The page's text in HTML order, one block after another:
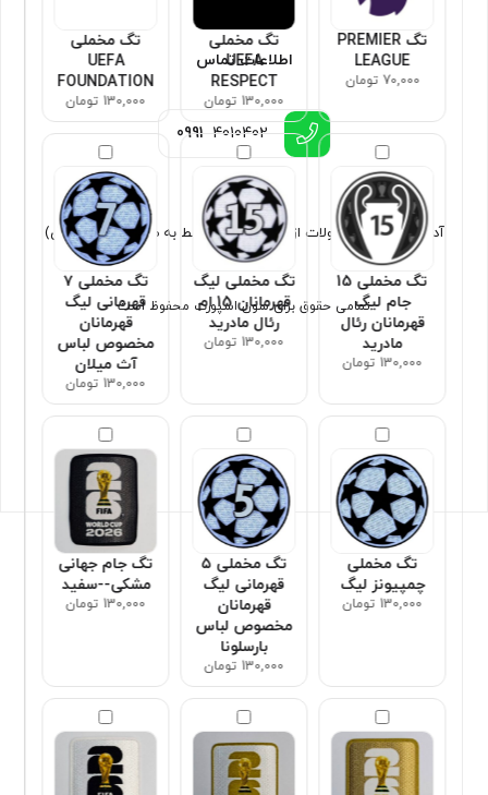
تگ PREMIER
LEAGUE
70,000 تومان
تگ مخملی
UEFA
RESPECT
130,000 تومان
تگ مخملی
UEFA
FOUNDATION
130,000 تومان
تگ مخملی 15
جام لیگ
قهرمانان رئال
مادرید
130,000 تومان
تگ مخملی لیگ
قهرمانان 15 ام
رئال مادرید
130,000 تومان
تگ مخملی ۷
قهرمانی لیگ
قهرمانان
مخصوص لباس
آث میلان
130,000 تومان
تگ مخملی
چمپیونز لیگ
130,000 تومان
تگ مخملی ۵
قهرمانی لیگ
قهرمانان
مخصوص لباس
بارسلونا
130,000 تومان
تگ جام جهانی
مشکی--سفید
130,000 تومان
اطلاعات تماس
0991 4010402
آدرس : ارسال محصولات از تهران (فروش فقط به صورت غیر حضوری)
تمامی حقوق برای سون اسپورت محفوظ است